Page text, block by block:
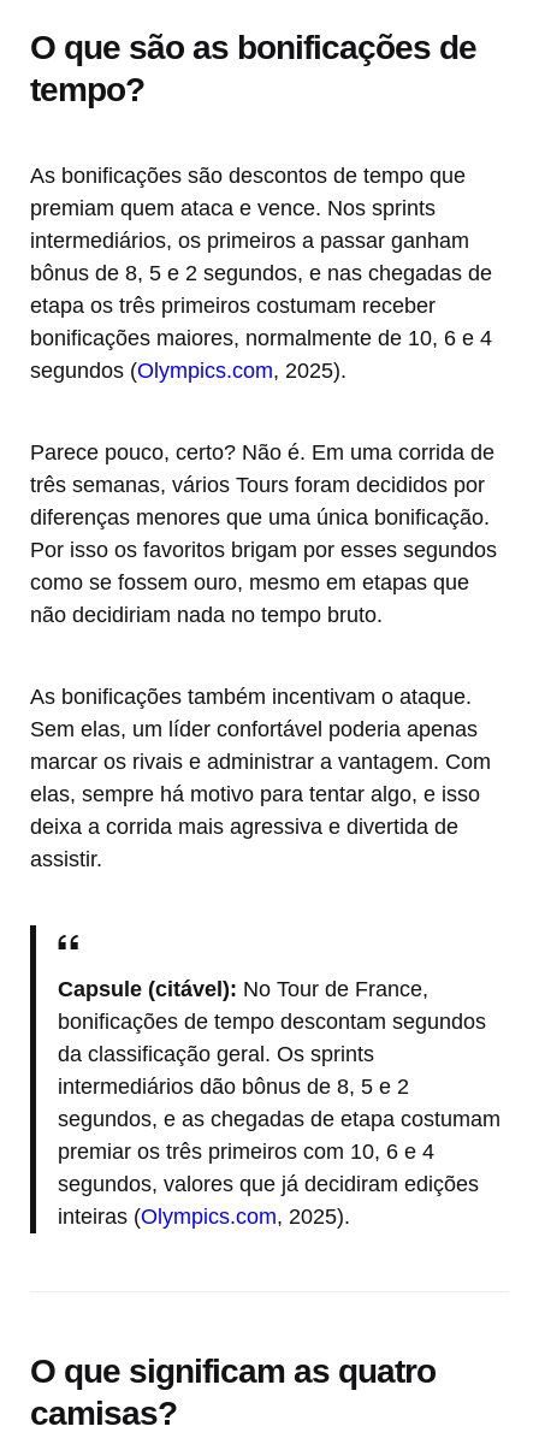
O que são as bonificações de
tempo?
As bonificações são descontos de tempo que
premiam quem ataca e vence. Nos sprints
intermediários, os primeiros a passar ganham
bônus de 8, 5 e 2 segundos, e nas chegadas de
etapa os três primeiros costumam receber
bonificações maiores, normalmente de 10, 6 e 4
segundos (Olympics.com, 2025).
Parece pouco, certo? Não é. Em uma corrida de
três semanas, vários Tours foram decididos por
diferenças menores que uma única bonificação.
Por isso os favoritos brigam por esses segundos
como se fossem ouro, mesmo em etapas que
não decidiriam nada no tempo bruto.
As bonificações também incentivam o ataque.
Sem elas, um líder confortável poderia apenas
marcar os rivais e administrar a vantagem. Com
elas, sempre há motivo para tentar algo, e isso
deixa a corrida mais agressiva e divertida de
assistir.
Capsule (citável): No Tour de France,
bonificações de tempo descontam segundos
da classificação geral. Os sprints
intermediários dão bônus de 8, 5 e 2
segundos, e as chegadas de etapa costumam
premiar os três primeiros com 10, 6 e 4
segundos, valores que já decidiram edições
inteiras (Olympics.com, 2025).
O que significam as quatro
camisas?